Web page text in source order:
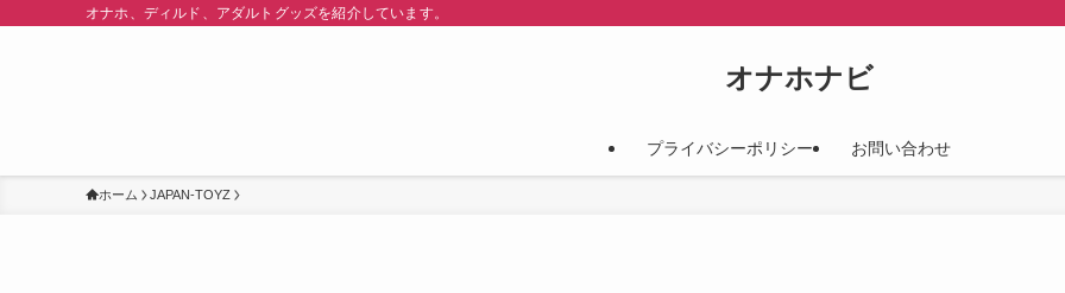
オナホ、ディルド、アダルトグッズを紹介しています。
オナホナビ
プライバシーポリシー お問い合わせ
ホーム JAPAN-TOYZ